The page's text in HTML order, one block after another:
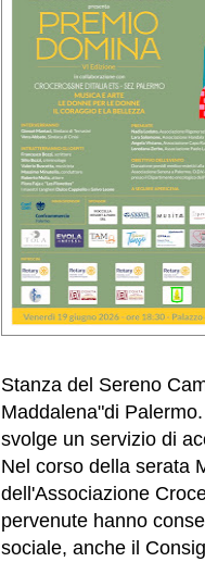
Stanza del Sereno
Maddalena"di
svolge un servizio di
Nel corso della serata
dell'Associazione
pervenute hanno
sociale, anche il